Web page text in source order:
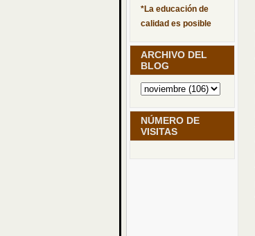
*La educación de
calidad es posible
ARCHIVO DEL
BLOG
NÚMERO DE
VISITAS